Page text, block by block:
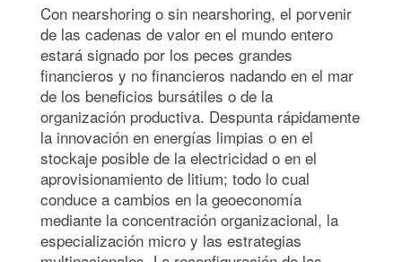
Con nearshoring o sin nearshoring, el porvenir
de las cadenas de valor en el mundo entero
estará signado por los peces grandes
financieros y no financieros nadando en el mar
de los beneficios bursátiles o de la
organización productiva. Despunta rápidamente
la innovación en energías limpias o en el
stockaje posible de la electricidad o en el
aprovisionamiento de litium; todo lo cual
conduce a cambios en la geoeconomía
mediante la concentración organizacional, la
especialización micro y las estrategias